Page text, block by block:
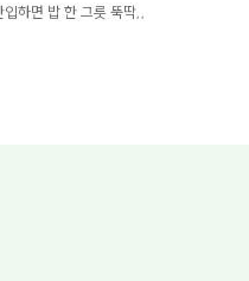
하면 밥 한 그릇 뚝딱,,